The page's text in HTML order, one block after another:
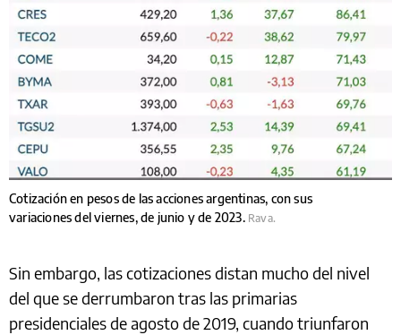
Cotización en pesos de las acciones argentinas, con sus
variaciones del viernes, de junio y de 2023. Rava.
Sin embargo, las cotizaciones distan mucho del nivel
del que se derrumbaron tras las primarias
presidenciales de agosto de 2019, cuando triunfaron